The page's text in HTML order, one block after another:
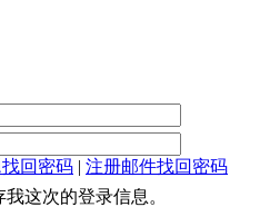
回密码 | 注册邮件找回密码
我这次的登录信息。